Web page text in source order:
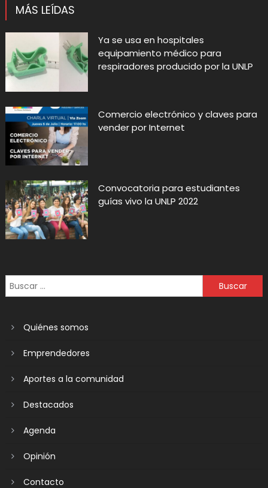
MÁS LEÍDAS
Ya se usa en hospitales
equipamiento médico para
respiradores producido por la UNLP
Comercio electrónico y claves para
vender por Internet
Convocatoria para estudiantes
guías vivo la UNLP 2022
Quiénes somos
Emprendedores
Aportes a la comunidad
Destacados
Agenda
Opinión
Contacto